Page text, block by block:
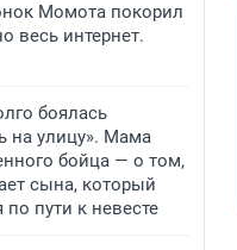
Момота покорил
весь интернет.
боялась
на улицу». Мама
бойца — о том,
сына, который
по пути к невесте